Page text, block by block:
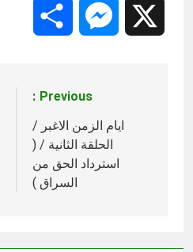
Messenger
المقالات
Previous:
ايام الزمن الاغبر /
الحلقة الثانية / (
استرداد الحق من
السراق )